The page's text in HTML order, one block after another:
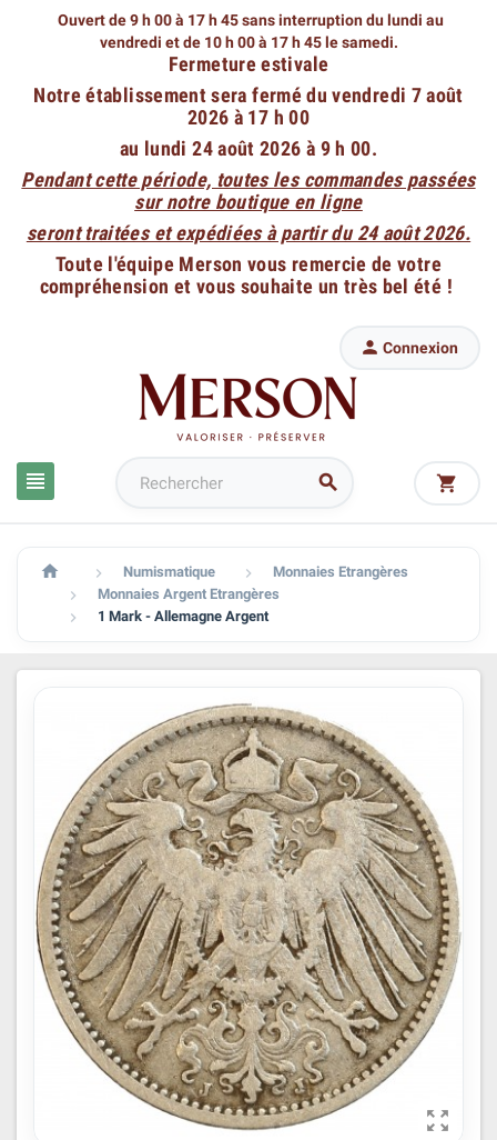
Ouvert de 9 h 00 à 17 h 45 sans interruption du lundi au
vendredi et de 10 h 00 à 17 h 45 le samedi.
Fermeture estivale
Notre établissement sera fermé du vendredi 7 août
2026 à 17 h 00
au lundi 24 août 2026 à 9 h 00.
Pendant cette période, toutes les commandes passées
sur notre boutique en ligne
seront traitées et expédiées à partir du 24 août 2026.
Toute l'équipe Merson vous remercie de votre
compréhension et vous souhaite un très bel été !
 
 Connexion

  Numismatique  Monnaies Etrangères
 Monnaies Argent Etrangères
 1 Mark - Allemagne Argent
